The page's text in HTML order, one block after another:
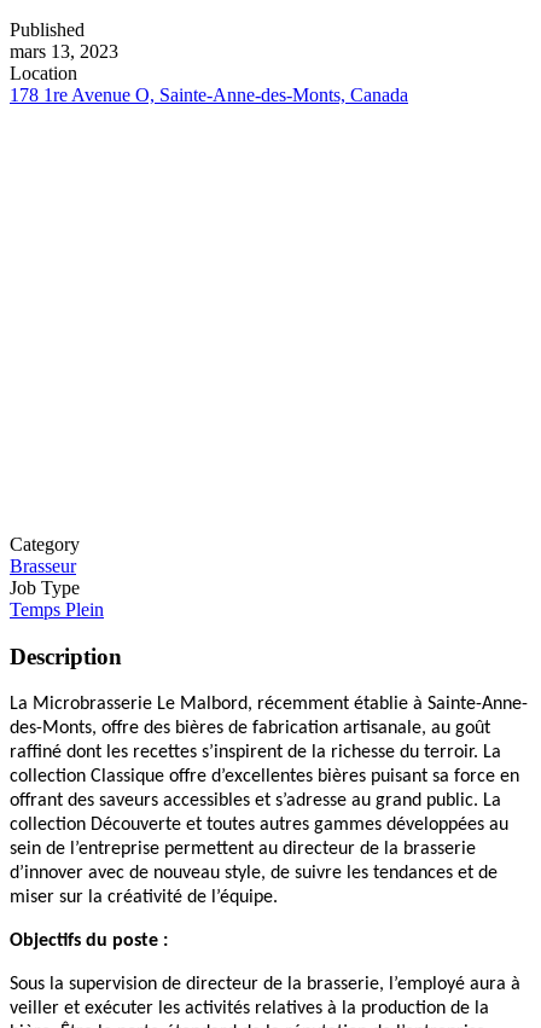
Published
mars 13, 2023
Location
178 1re Avenue O, Sainte-Anne-des-Monts, Canada
Category
Brasseur
Job Type
Temps Plein
Description
La Microbrasserie Le Malbord, récemment établie à Sainte-Anne-
des-Monts, offre des bières de fabrication artisanale, au goût
raffiné dont les recettes s’inspirent de la richesse du terroir. La
collection Classique offre d’excellentes bières puisant sa force en
offrant des saveurs accessibles et s’adresse au grand public. La
collection Découverte et toutes autres gammes développées au
sein de l’entreprise permettent au directeur de la brasserie
d’innover avec de nouveau style, de suivre les tendances et de
miser sur la créativité de l’équipe.
Objectifs du poste :
Sous la supervision de directeur de la brasserie, l’employé aura à
veiller et exécuter les activités relatives à la production de la